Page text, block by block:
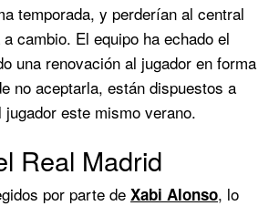
temporada, y perderían al central
cambio. El equipo ha echado el
una renovación al jugador en forma
no aceptarla, están dispuestos a
este mismo verano.
Real Madrid
por parte de Xabi Alonso, lo